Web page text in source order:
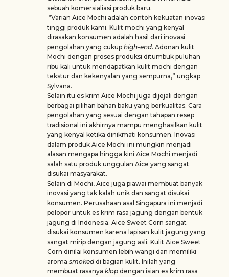
sebuah komersialiasi produk baru.
“Varian Aice Mochi adalah contoh kekuatan inovasi
tinggi produk kami. Kulit mochi yang kenyal
dirasakan konsumen adalah hasil dari inovasi
pengolahan yang cukup high-end. Adonan kulit
Mochi dengan proses produksi ditumbuk puluhan
ribu kali untuk mendapatkan kulit mochi dengan
tekstur dan kekenyalan yang sempurna,” ungkap
Sylvana.
Selain itu es krim Aice Mochi juga dijejali dengan
berbagai pilihan bahan baku yang berkualitas. Cara
pengolahan yang sesuai dengan tahapan resep
tradisional ini akhirnya mampu menghasilkan kulit
yang kenyal ketika dinikmati konsumen. Inovasi
dalam produk Aice Mochi ini mungkin menjadi
alasan mengapa hingga kini Aice Mochi menjadi
salah satu produk unggulan Aice yang sangat
disukai masyarakat.
Selain di Mochi, Aice juga piawai membuat banyak
inovasi yang tak kalah unik dan sangat disukai
konsumen. Perusahaan asal Singapura ini menjadi
pelopor untuk es krim rasa jagung dengan bentuk
jagung di Indonesia. Aice Sweet Corn sangat
disukai konsumen karena lapisan kulit jagung yang
sangat mirip dengan jagung asli. Kulit Aice Sweet
Corn dinilai konsumen lebih wangi dan memiliki
aroma smokeddi bagian kulit. Inilah yang
membuat rasanya klop dengan isian es krim rasa